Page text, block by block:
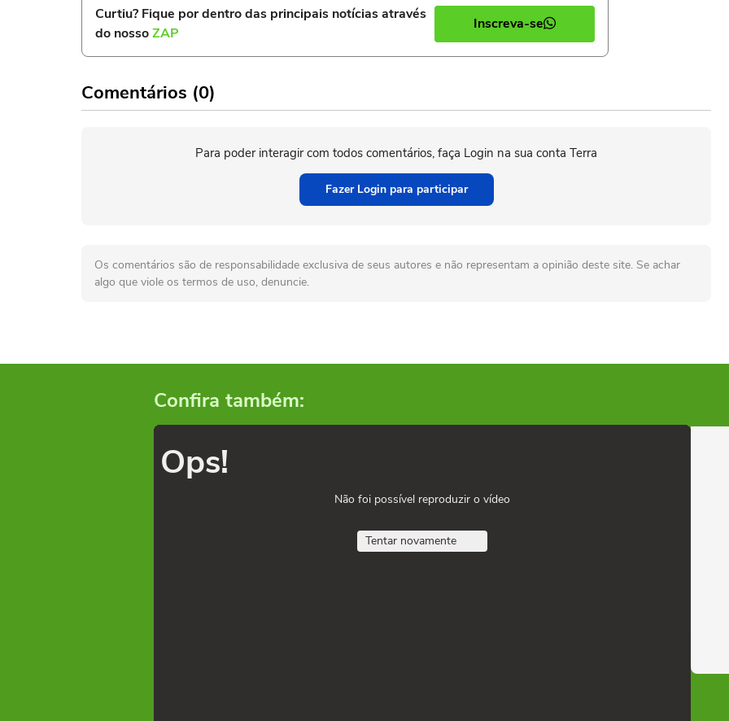
Curtiu? Fique por dentro das principais notícias através
do nossoZAP
Inscreva-se
Comentários (0)
Para poder interagir com todos comentários, faça Login na sua conta Terra
Fazer Login para participar
Os comentários são de responsabilidade exclusiva de seus autores e não representam a opinião deste site. Se achar
algo que viole os termos de uso, denuncie.
Confira também:
Ops!
Não foi possível reproduzir o vídeo
Tentar novamente